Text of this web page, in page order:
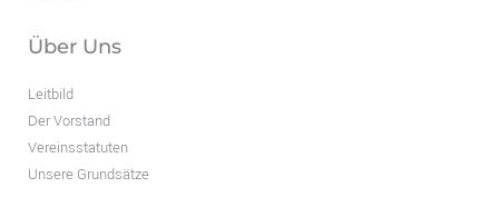
Über Uns
Leitbild
Der Vorstand
Vereinsstatuten
Unsere Grundsätze